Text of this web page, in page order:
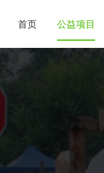
首页 公益项目